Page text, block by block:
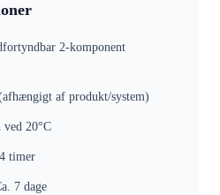
2-komponent
af produkt/system)
20°C
timer
7 dage